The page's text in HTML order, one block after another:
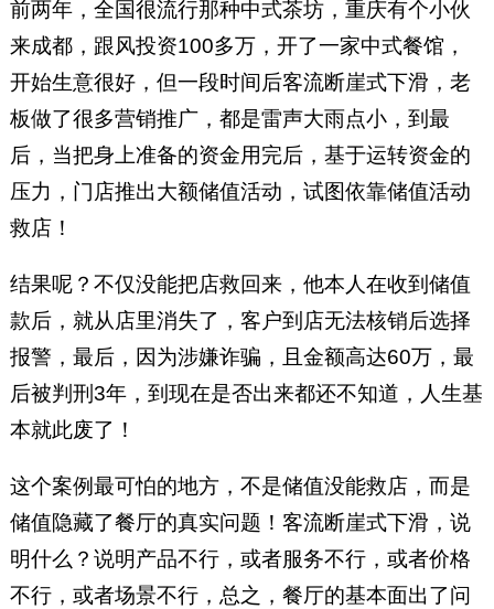
前两年，全国很流行那种中式茶坊，重庆有个小伙
来成都，跟风投资100多万，开了一家中式餐馆，
开始生意很好，但一段时间后客流断崖式下滑，老
板做了很多营销推广，都是雷声大雨点小，到最
后，当把身上准备的资金用完后，基于运转资金的
压力，门店推出大额储值活动，试图依靠储值活动
救店！
结果呢？不仅没能把店救回来，他本人在收到储值
款后，就从店里消失了，客户到店无法核销后选择
报警，最后，因为涉嫌诈骗，且金额高达60万，最
后被判刑3年，到现在是否出来都还不知道，人生基
本就此废了！
这个案例最可怕的地方，不是储值没能救店，而是
储值隐藏了餐厅的真实问题！客流断崖式下滑，说
明什么？说明产品不行，或者服务不行，或者价格
不行，或者场景不行，总之，餐厅的基本面出了问